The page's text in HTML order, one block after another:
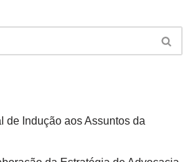
de Indução aos Assuntos da